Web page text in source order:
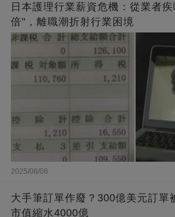
日本護理行業薪資危機：從業者
倍"，離職潮折射行業困境
2025/08/08
大手筆訂單作廢？300億美元訂單
市值縮水4000億